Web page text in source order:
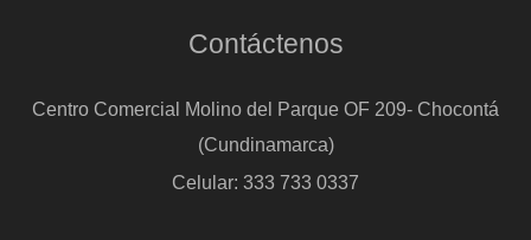
Contáctenos
Centro Comercial Molino del Parque OF 209- Chocontá
(Cundinamarca)
Celular: 333 733 0337